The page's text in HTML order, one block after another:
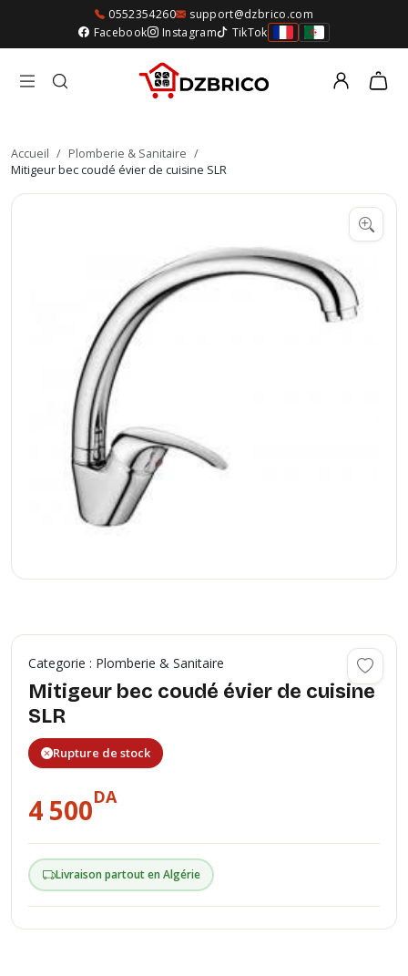
0552354260
support@dzbrico.com
Facebook
Instagram TikTok
Accueil / Plomberie & Sanitaire /
Mitigeur bec coudé évier de cuisine SLR
Categorie : Plomberie & Sanitaire
Mitigeur bec coudé évier de cuisine
SLR
Rupture de stock
4 500DA
Livraison partout en Algérie